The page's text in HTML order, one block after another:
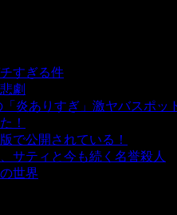
すぎる件
劇
炎ありすぎ」激ヤバスポッ
！
で公開されている！
サティと今も続く名誉殺人
世界
ビュー